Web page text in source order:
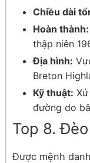
Chiều dài
Hoàn thành:
thập niên
Địa hình:
Breton
Kỹ thuật:
đường do
Top 8.
Được mệnh